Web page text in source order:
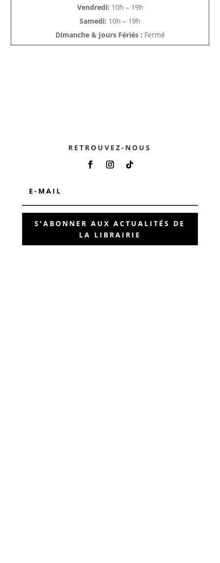
Vendredi: 10h – 19h
Samedi: 10h – 19h
Dimanche & Jours Fériés : Fermé
RETROUVEZ-NOUS
S'ABONNER AUX ACTUALITÉS DE
LA LIBRAIRIE